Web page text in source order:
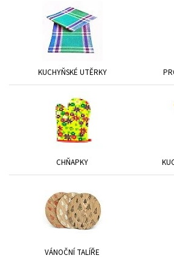
KUCHYŇSKÉ UTĚRKY
CHŇAPKY
VÁNOČNÍ TALÍŘE